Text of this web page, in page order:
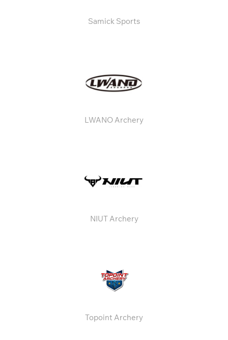
Samick Sports
LWANO Archery
NIUT Archery
Topoint Archery